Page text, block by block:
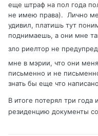
еще штраф на пол года
не имею права). Лично
удивил, платишь тут
поднимаешь, а они мне
зло риелтор не
мне в мэрии, что они
письменно и не
знать бы еще что
В итоге потерял три
резиденцию документы